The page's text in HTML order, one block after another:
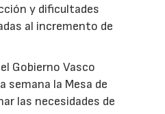
y dificultades
al incremento de
Gobierno Vasco
semana la Mesa de
las necesidades de